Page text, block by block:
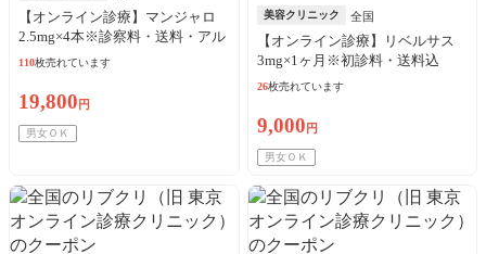
【オンライン診療】マンジャロ
2.5mg×4本※診察料・送料・アル
コール綿込
110枚売れています
19,800 円
男女ＯＫ
美容クリニック 全国
【オンライン診療】リベルサス
3mg×1ヶ月※初診料・送料込
26枚売れています
9,000 円
男女ＯＫ